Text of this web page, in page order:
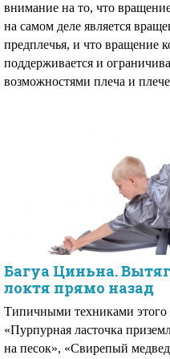
внимание на то, что вращение
на самом деле является
предплечья, и что вращение
поддерживается и
возможностями плеча и
Багуа Циньна.
локтя прямо назад
Типичными техниками этого
«Пурпурная ласточка
на песок», «Свирепый